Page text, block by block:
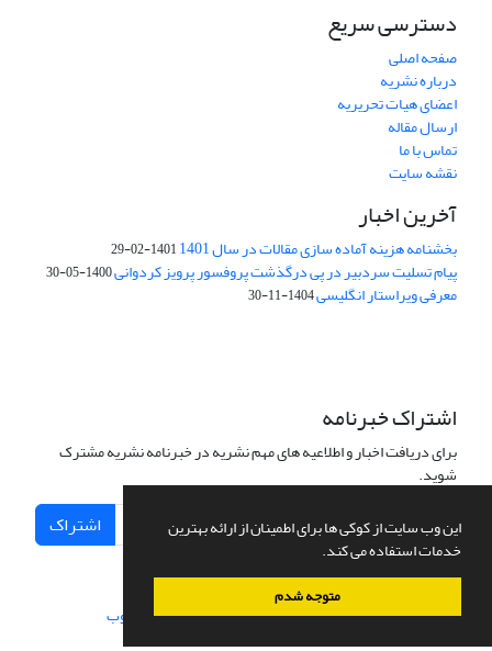
این وب سایت از کوکی ها برای اطمینان از ارائه بهترین
خدمات استفاده می کند.
متوجه شدم
دسترسی سریع
صفحه اصلی
درباره نشریه
اعضای هیات تحریریه
ارسال مقاله
تماس با ما
نقشه سایت
آخرین اخبار
بخشنامه هزینه آماده سازی مقالات در سال 1401 1401-02-29
پیام تسلیت سردبیر در پی درگذشت پروفسور پرویز کردوانی1400-05-30
معرفی ویراستار انگلیسی1404-11-30
اشتراک خبرنامه
برای دریافت اخبار و اطلاعیه های مهم نشریه در خبرنامه نشریه مشترک
شوید.
اشتراک
سامانه مدیریت نشریات علمی.طراحی و پیاده سازی از سیناوب